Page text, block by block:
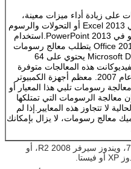
على زيادة أداء ميزات معينة،
مثل رسم الجداول في Excel 2013 أو التحولات والرسوم
المتحركة ودمج الفيديو في PowerPoint 2013.استخدام
معالج رسومات مع Office 2013 يتطلب معالج رسومات
متوافق مع Microsoft DirectX 10 يحتوي على 64
هذه المعالجات متوفرة
على نطاق واسع في عام 2007. معظم أجهزة الكمبيوتر
رسومات تلبي هذا المعيار أو
معالجة الرسومات التي تمتلكها
لا تتجاوز هذه المعايير.إذا لم
معالج رسومات، لا يزال بإمكانك
متوافق مع ويندوز 81"ويندوز 8، ويندوز 7، ويندوز سيرفر 2008 R2، أو